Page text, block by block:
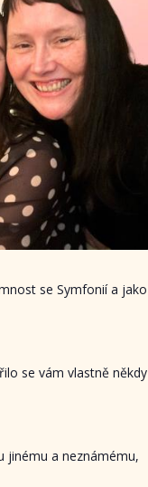
se Symfonií a jako
se vám vlastně někdy
jinému a neznámému,